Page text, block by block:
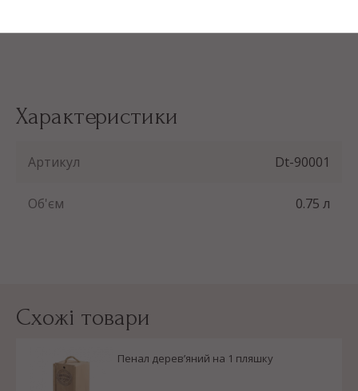
Характеристики
Артикул Dt-90001
Об'єм 0.75 л
Схожі товари
Пенал деревʼяний на 1 пляшку